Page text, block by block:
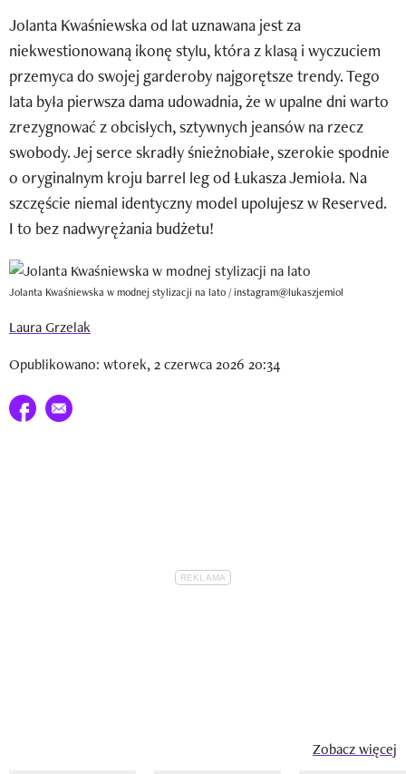
Mój profil / Zarejestruj się
Jolanta Kwaśniewska od lat uznawana jest za
niekwestionowaną ikonę stylu, która z klasą i wyczuciem
przemyca do swojej garderoby najgorętsze trendy. Tego
lata była pierwsza dama udowadnia, że w upalne dni warto
zrezygnować z obcisłych, sztywnych jeansów na rzecz
swobody. Jej serce skradły śnieżnobiałe, szerokie spodnie
o oryginalnym kroju barrel leg od Łukasza Jemioła. Na
szczęście niemal identyczny model upolujesz w Reserved.
I to bez nadwyrężania budżetu!
Jolanta Kwaśniewska w modnej stylizacji na lato / instagram@lukaszjemiol
Laura Grzelak
Opublikowano: wtorek, 2 czerwca 2026 20:34
Udostępnij na facebook
E-mail do przyjaciela
Zobacz więcej